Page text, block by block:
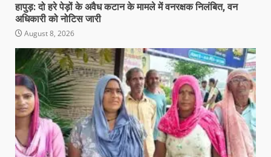
हापुड़: दो हरे पेड़ों के अवैध कटान के मामले में वनरक्षक निलंबित, वन
अधिकारी को नोटिस जारी
August 8, 2026